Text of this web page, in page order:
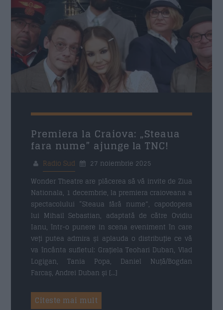
Premiera la Craiova: „Steaua
fara nume” ajunge la TNC!
Radio Sud
27 noiembrie 2025
Wonder Theatre are plăcerea să vă invite de Ziua
Nationala, 1 decembrie, la premiera craioveana a
spectacolului “Steaua fără nume”, capodopera
lui Mihail Sebastian, adaptată de către Ovidiu
Ianu, într-o punere in scena eveniment în care
veți putea admira și aplauda o distribuție ce vă
va încânta sufletul: Grațiela Teohari Duban, Vlad
Logigan, Tania Popa, Daniel Nuță/Bogdan
Farcaș, Andrei Duban și […]
Citeste mai mult